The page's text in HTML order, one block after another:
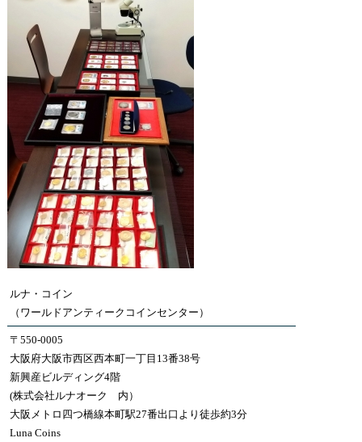
ルナ・コイン
（ワールドアンティークコインセンター）
〒550-0005
大阪府大阪市西区西本町一丁目13番38号
新興産ビルディング4階
(株式会社ルナオーク 内）
大阪メトロ四つ橋線本町駅27番出口より徒歩約3分
Luna Coins